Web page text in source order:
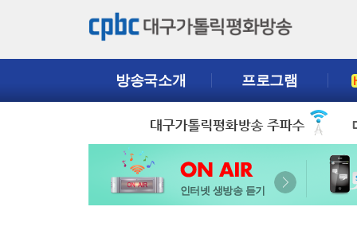
방송국소개 프로그램
인터넷 생방송 듣기